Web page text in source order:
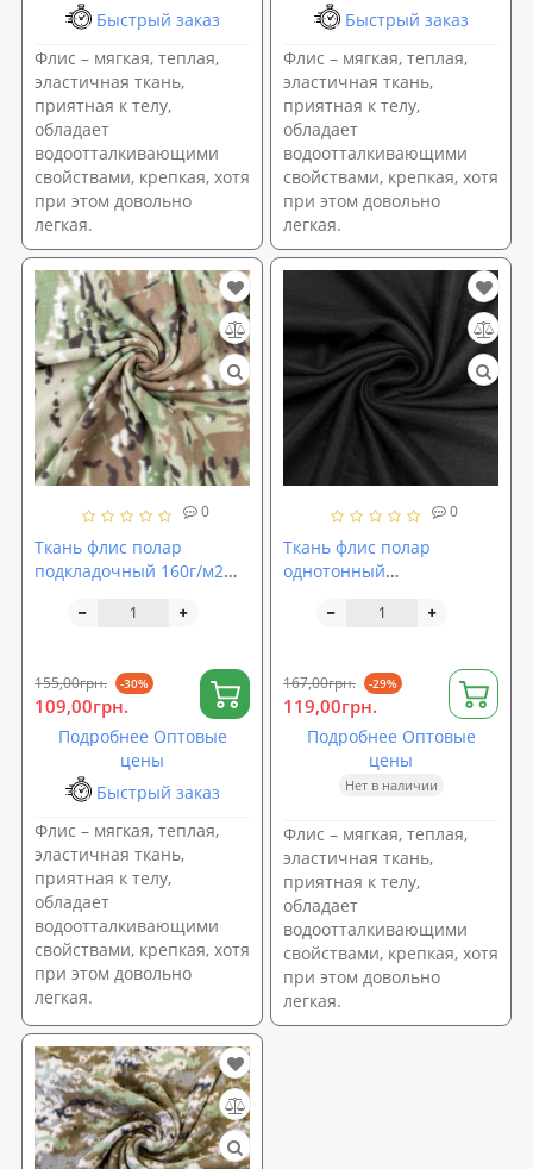
Быстрый заказ
Флис – мягкая, теплая,
эластичная ткань,
приятная к телу,
обладает
водоотталкивающими
свойствами, крепкая, хотя
при этом довольно
легкая.
Быстрый заказ
Флис – мягкая, теплая,
эластичная ткань,
приятная к телу,
обладает
водоотталкивающими
свойствами, крепкая, хотя
при этом довольно
легкая.
0
Ткань флис полар
подкладочный 160г/м2
(TK-0097)
155,00грн. -30%
109,00грн.
Подробнее Оптовые
цены
Быстрый заказ
Флис – мягкая, теплая,
эластичная ткань,
приятная к телу,
обладает
водоотталкивающими
свойствами, крепкая, хотя
при этом довольно
легкая.
0
Ткань флис полар
однотонный
250г/м2 ширина 180см,
167,00грн. -29%
119,00грн.
Подробнее Оптовые
цены
Нет в наличии
Флис – мягкая, теплая,
эластичная ткань,
приятная к телу,
обладает
водоотталкивающими
свойствами, крепкая, хотя
при этом довольно
легкая.